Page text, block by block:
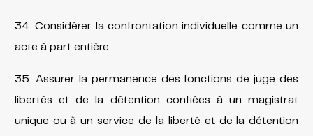
34. Considérer la confrontation individuelle comme un
acte à part entière.
35. Assurer la permanence des fonctions de juge des
libertés et de la détention confiées à un magistrat
unique ou à un service de la liberté et de la détention